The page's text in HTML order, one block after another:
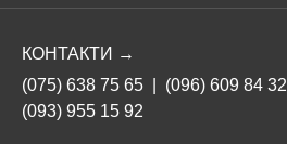
КОНТАКТИ →
(075) 638 75 65
(096) 609 84 32
(093) 955 15 92